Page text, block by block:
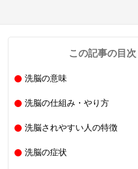
この記事の目次
洗脳の意味
洗脳の仕組み・やり方
洗脳されやすい人の特徴
洗脳の症状